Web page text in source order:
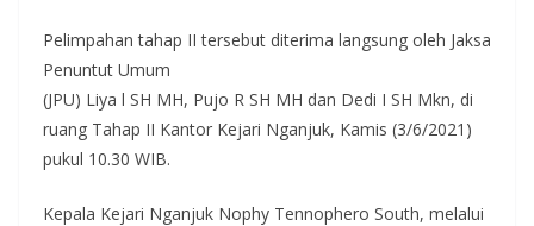
Pelimpahan tahap II tersebut diterima langsung oleh Jaksa
Penuntut Umum
(JPU) Liya l SH MH, Pujo R SH MH dan Dedi I SH Mkn, di
ruang Tahap II Kantor Kejari Nganjuk, Kamis (3/6/2021)
pukul 10.30 WIB.
Kepala Kejari Nganjuk Nophy Tennophero South, melalui